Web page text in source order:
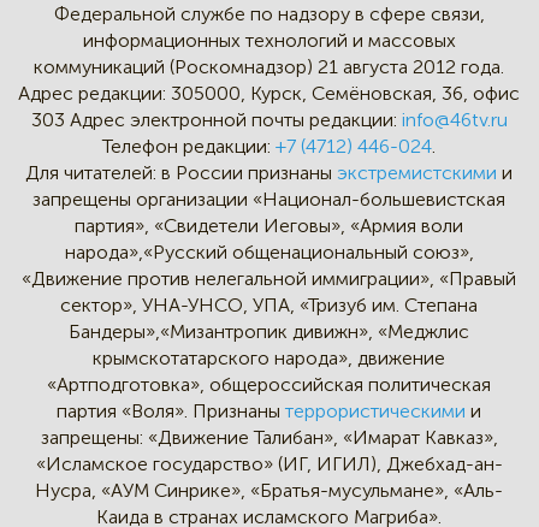
Федеральной службе по надзору в сфере связи,
информационных технологий и массовых
коммуникаций (Роскомнадзор) 21 августа 2012 года.
Адрес редакции: 305000, Курск, Семёновская, 36, офис
303 Адрес электронной почты редакции: info@46tv.ru
Телефон редакции: +7 (4712) 446-024
Для читателей: в России признаныэкстремистскими и
запрещены организации «Национал-большевистская
партия», «Свидетели Иеговы», «Армия воли
народа»,«Русский общенациональный союз»,
«Движение против нелегальной иммиграции», «Правый
сектор», УНА-УНСО, УПА, «Тризуб им. Степана
Бандеры»,«Мизантропик дивижн», «Меджлис
крымскотатарского народа», движение
«Артподготовка», общероссийская политическая
партия «Воля». Признанытеррористическими и
запрещены: «Движение Талибан», «Имарат Кавказ»,
«Исламское государство» (ИГ, ИГИЛ), Джебхад-ан-
Нусра, «АУМ Синрике», «Братья-мусульмане», «Аль-
Каида в странах исламского Магриба».